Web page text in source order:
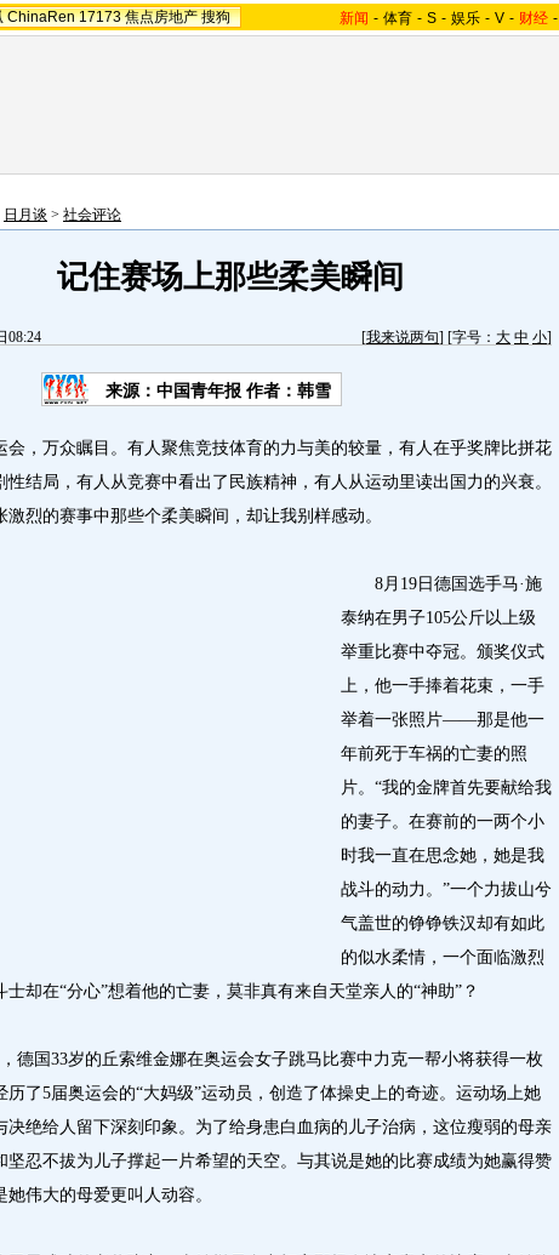
ChinaRen 17173 焦点房地产 搜狗 新闻 - 体育 - S - 娱乐 - V - 财经 -
日月谈 > 社会评论
记住赛场上那些柔美瞬间
08:24 [我来说两句] [字号： 大 中 小]
来源：中国青年报 作者：韩雪
万众瞩目。有人聚焦竞技体育的力与美的较量，有人在乎奖牌比拼花
性结局，有人从竞赛中看出了民族精神，有人从运动里读出国力的兴衰。
激烈的赛事中那些个柔美瞬间，却让我别样感动。
8月19日德国选手马·施
泰纳在男子105公斤以上级
举重比赛中夺冠。颁奖仪式
上，他一手捧着花束，一手
举着一张照片——那是他一
年前死于车祸的亡妻的照
片。“我的金牌首先要献给我
的妻子。在赛前的一两个小
时我一直在思念她，她是我
战斗的动力。”一个力拔山兮
气盖世的铮铮铁汉却有如此
的似水柔情，一个面临激烈
士却在“分心”想着他的亡妻，莫非真有来自天堂亲人的“神助”？
国33岁的丘索维金娜在奥运会女子跳马比赛中力克一帮小将获得一枚
历了5届奥运会的“大妈级”运动员，创造了体操史上的奇迹。运动场上她
决绝给人留下深刻印象。为了给身患白血病的儿子治病，这位瘦弱的母亲
坚忍不拔为儿子撑起一片希望的天空。与其说是她的比赛成绩为她赢得赞
她伟大的母爱更叫人动容。